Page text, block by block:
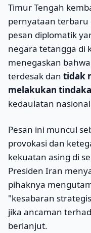
Timur Tengah
pernyataan terbaru
pesan diplomatik
negara tetangga di
menegaskan
terdesak dan tidak
melakukan
kedaulatan
Pesan ini muncul
provokasi dan
kekuatan asing di
Presiden Iran
pihaknya
"kesabaran
jika ancaman
berlanjut.